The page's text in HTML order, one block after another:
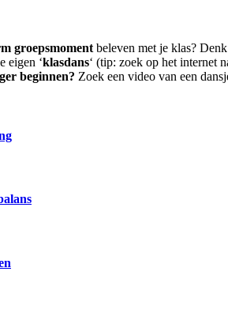
groepsmoment beleven met je klas?
eigen ‘klasdans‘ (tip: zoek op het internet
beginnen? Zoek een video van een